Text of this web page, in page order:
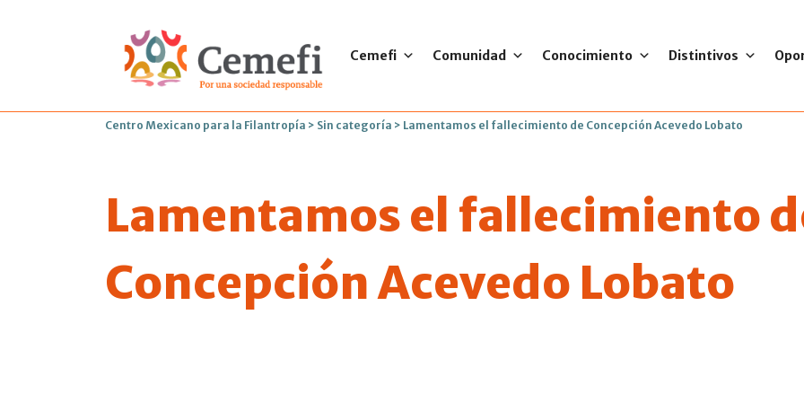
Cemefi Comunidad Conocimiento Distintivos
Centro Mexicano para la Filantropía > Sin categoría > Lamentamos el fallecimiento de Concepción Acevedo Lobato
Lamentamos el fallecimiento
Concepción Acevedo Lobato